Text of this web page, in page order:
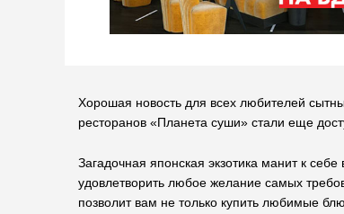
Хорошая новость для всех любителей
ресторанов «Планета суши» стали еще
Загадочная японская экзотика манит к
удовлетворить любое желание самых
позволит вам не только купить любимые